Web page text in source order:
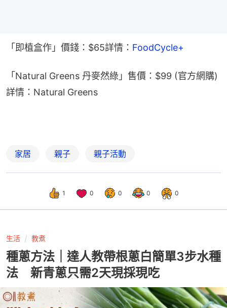
「即植盒作」價錢：$65詳情： FoodCycle+
「Natural Greens 丹麥然綠」售價：$99 (官方網購)
詳情：Natural Greens
家居 親子 親子活動
1 0 0 0 0
生活 教煮
種蔥方法｜達人教帶根蔥白簡單3步水種
法 新青蔥只需2天現採現吃